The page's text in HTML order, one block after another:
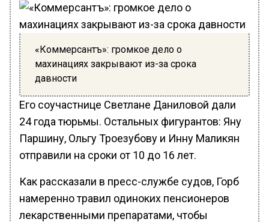
«Коммерсантъ»: громкое дело о
махинациях закрывают из-за срока
давности
Его соучастнице Светлане Даниловой дали
24 года тюрьмы. Остальных фигурантов: Яну
Паршину, Ольгу Троезубову и Инну Маликян
отправили на сроки от 10 до 16 лет.
Как рассказали в пресс-службе судов, Горб
намеренно травил одиноких пенсионеров
лекарственными препаратами, чтобы